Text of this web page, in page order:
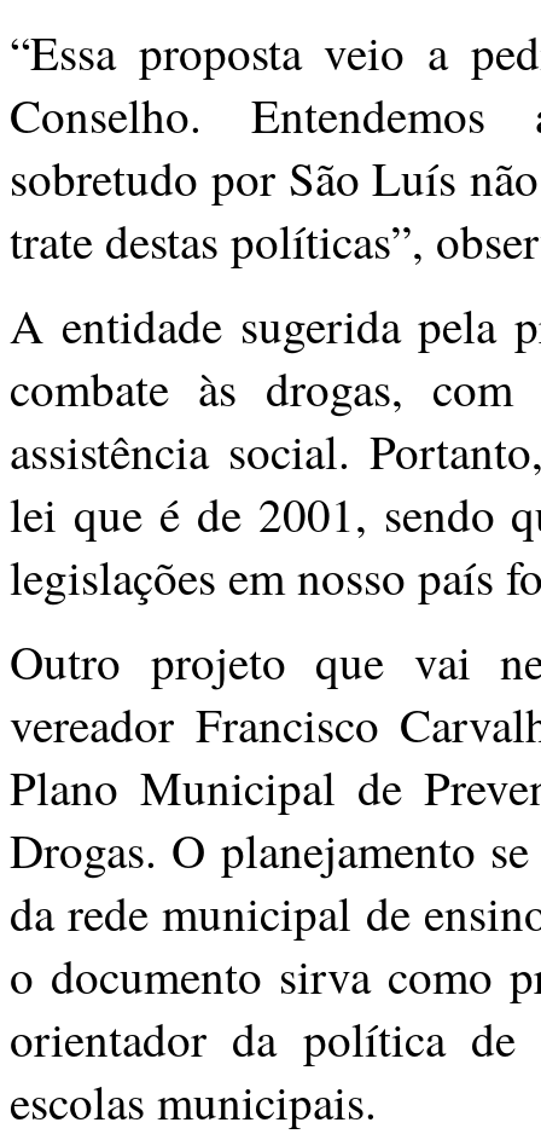
“Essa proposta veio a
Conselho.
sobretudo por São Luís
trate destas políticas”,
A entidade sugerida pela
combate às drogas,
assistência social.
lei que é de 2001, sendo
legislações em nosso país
Outro projeto que vai
vereador Francisco
Plano Municipal de
Drogas. O planejamento
da rede municipal de
o documento sirva como
orientador da política de
escolas municipais.